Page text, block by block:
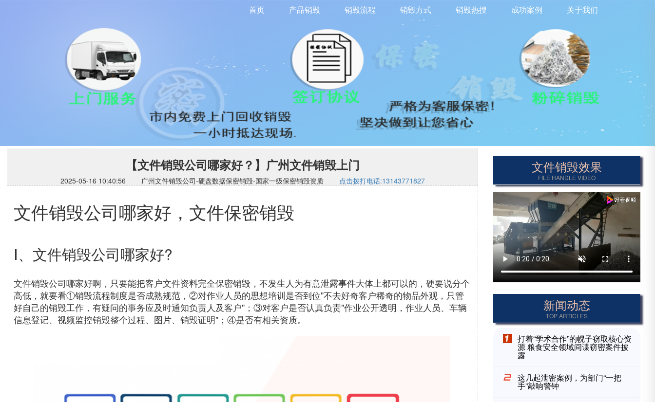
首页 产品销毁 销毁流程 销毁方式 销毁热搜 成功案例 关于我们
【文件销毁公司哪家好？】广州文件销毁上门
2025-05-16 10:40:56 广州文件销毁公司-硬盘数据保密销毁-国家一级保密销毁资质 点击拨打电话:13143771827
文件销毁公司哪家好，文件保密销毁
Ⅰ、文件销毁公司哪家好?
文件销毁公司哪家好啊，只要能把客户文件资料完全保密销毁，不发生人为有意泄露事件大体上都可以的，硬要说分个
高低，就要看①销毁流程制度是否成熟规范，②对作业人员的思想培训是否到位"不去好奇客户稀奇的物品外观，只管
好自己的销毁工作，有疑问的事务应及时通知负责人及客户"；③对客户是否认真负责"作业公开透明，作业人员、车辆
信息登记、视频监控销毁整个过程、图片、销毁证明"；④是否有相关资质。
文件销毁效果
FILE HANDLE VIDEO
新闻动态
TOP ARTICLES
打着“学术合作”的幌子窃取核心资
源 粮食安全领域间谍窃密案件披
露
这几起泄密案例，为部门“一把
手”敲响警钟